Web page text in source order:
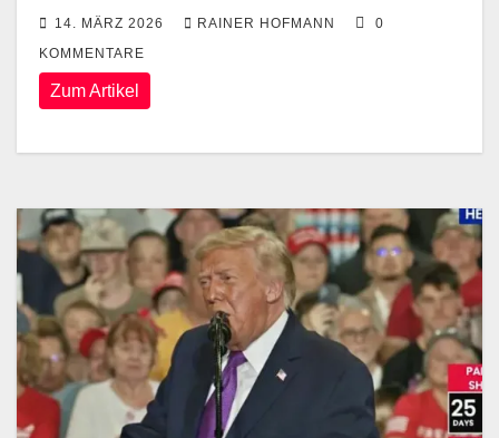
14. MÄRZ 2026 RAINER HOFMANN
0
KOMMENTARE
Zum Artikel